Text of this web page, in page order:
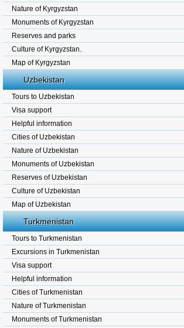
Nature of Kyrgyzstan
Monuments of Kyrgyzstan
Reserves and parks
Culture of Kyrgyzstan.
Map of Kyrgyzstan
Uzbekistan
Tours to Uzbekistan
Visa support
Helpful information
Cities of Uzbekistan
Nature of Uzbekistan
Monuments of Uzbekistan
Reserves of Uzbekistan
Culture of Uzbekistan
Map of Uzbekistan
Turkmenistan
Tours to Turkmenistan
Excursions in Turkmenistan
Visa support
Helpful information
Cities of Turkmenistan
Nature of Turkmenistan
Monuments of Turkmenistan